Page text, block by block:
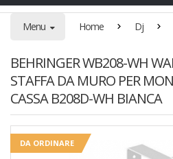
Menu Home Dj
BEHRINGER WB208-WH
STAFFA DA MURO PER
CASSA B208D-WH BIANCA
DA ORDINARE